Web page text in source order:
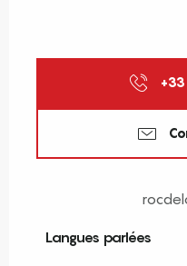
Langues parlées
Langues parlées